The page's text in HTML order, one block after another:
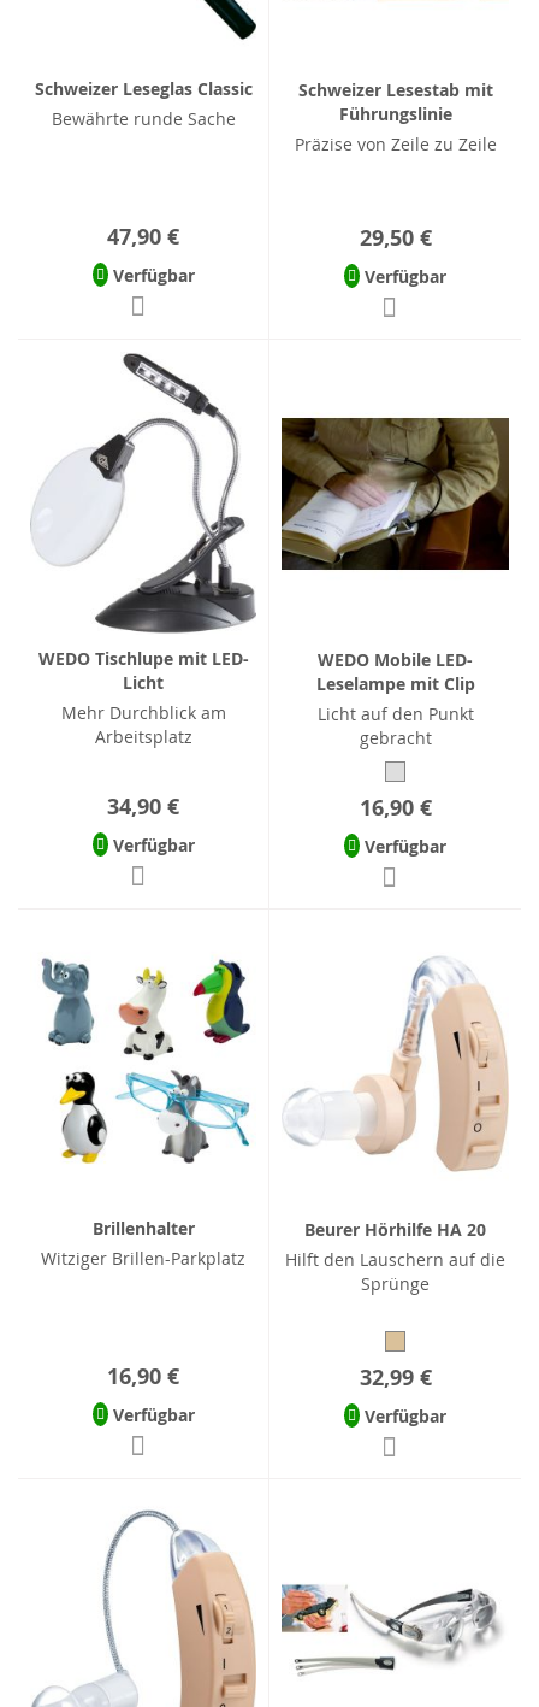
Schweizer Leseglas Classic
Bewährte runde Sache
47,90 €
Verfügbar
Schweizer Lesestab mit
Führungslinie
Präzise von Zeile zu Zeile
29,50 €
Verfügbar
WEDO Tischlupe mit LED-
Licht
Mehr Durchblick am
Arbeitsplatz
34,90 €
Verfügbar
WEDO Mobile LED-
Leselampe mit Clip
Licht auf den Punkt
gebracht
16,90 €
Verfügbar
Brillenhalter
Witziger Brillen-Parkplatz
16,90 €
Verfügbar
Beurer Hörhilfe HA 20
Hilft den Lauschern auf die
Sprünge
32,99 €
Verfügbar